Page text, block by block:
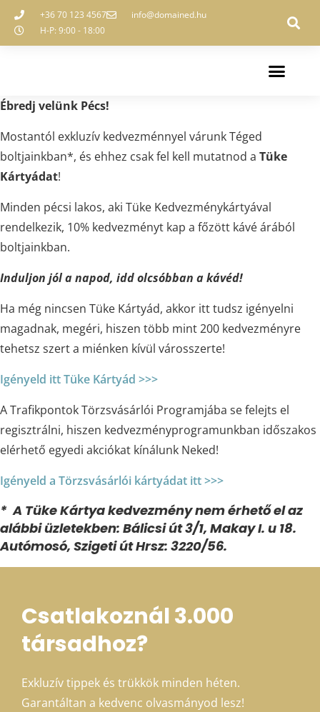
+36 70 123 4567
info@domained.hu
H-P: 9:00 - 18:00
Ébredj velünk Pécs!
Mostantól exkluzív kedvezménnyel várunk Téged
boltjainkban*, és ehhez csak fel kell mutatnod a Tüke
Kártyádat!
Minden pécsi lakos, aki Tüke Kedvezménykártyával
rendelkezik, 10% kedvezményt kap a főzött kávé árából
boltjainkban.
Induljon jól a napod, idd olcsóbban a kávéd!
Ha még nincsen Tüke Kártyád, akkor itt tudsz igényelni
magadnak, megéri, hiszen több mint 200 kedvezményre
tehetsz szert a miénken kívül városszerte!
Igényeld itt Tüke Kártyád >>>
A Trafikpontok Törzsvásárlói Programjába se felejts el
regisztrálni, hiszen kedvezményprogramunkban időszakos
elérhető egyedi akciókat kínálunk Neked!
Igényeld a Törzsvásárlói kártyádat itt >>>
* A Tüke Kártya kedvezmény nem érhető el az
alábbi üzletekben: Bálicsi út 3/1, Makay I. u 18.
Autómosó, Szigeti út Hrsz: 3220/56.
Csatlakoznál 3.000
társadhoz?
Exkluzív tippek és trükkök minden héten.
Garantáltan a kedvenc olvasmányod lesz!